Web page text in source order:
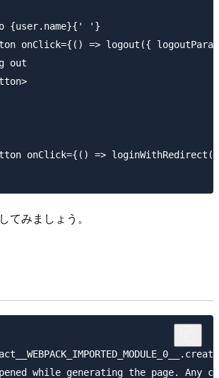
{user.name}{' '}
onClick={() => logout({
out
onClick={() =>
てみましょう。